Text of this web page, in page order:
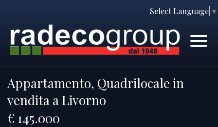
Immobili
Immobili In Vendita
Immobili In Affitto
Chi Siamo
Servizi
Lascia Una Richiesta
Contatti
Select Language ▼
Appartamento, Quadrilocale in
vendita a Livorno
€ 145.000